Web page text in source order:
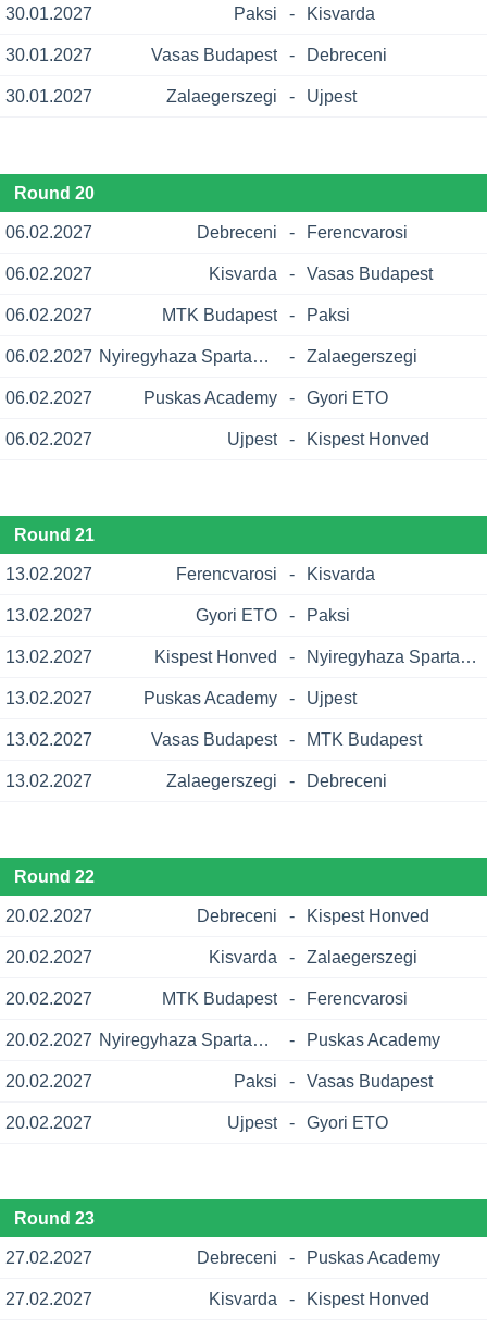
30.01.2027 Paksi - Kisvarda
30.01.2027 Vasas Budapest - Debreceni
30.01.2027 Zalaegerszegi - Ujpest
Round 20
06.02.2027 Debreceni - Ferencvarosi
06.02.2027 Kisvarda - Vasas Budapest
06.02.2027 MTK Budapest - Paksi
06.02.2027 Nyiregyhaza Spartacus - Zalaegerszegi
06.02.2027 Puskas Academy - Gyori ETO
06.02.2027 Ujpest - Kispest Honved
Round 21
13.02.2027 Ferencvarosi - Kisvarda
13.02.2027 Gyori ETO - Paksi
13.02.2027 Kispest Honved - Nyiregyhaza Spartacus
13.02.2027 Puskas Academy - Ujpest
13.02.2027 Vasas Budapest - MTK Budapest
13.02.2027 Zalaegerszegi - Debreceni
Round 22
20.02.2027 Debreceni - Kispest Honved
20.02.2027 Kisvarda - Zalaegerszegi
20.02.2027 MTK Budapest - Ferencvarosi
20.02.2027 Nyiregyhaza Spartacus - Puskas Academy
20.02.2027 Paksi - Vasas Budapest
20.02.2027 Ujpest - Gyori ETO
Round 23
27.02.2027 Debreceni - Puskas Academy
27.02.2027 Kisvarda - Kispest Honved